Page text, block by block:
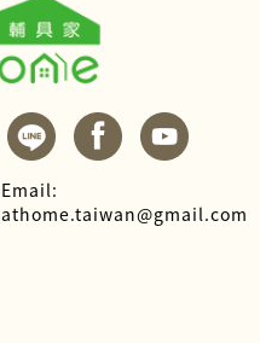
Email:
athome.taiwan@gmail.com